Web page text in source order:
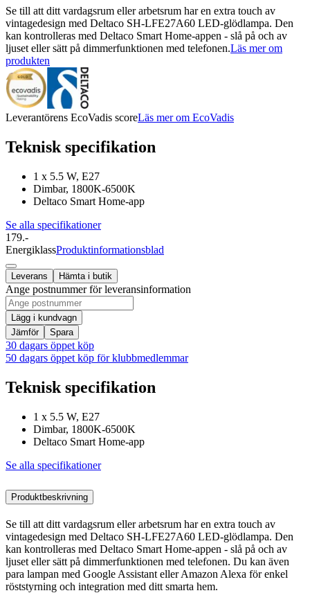
Se till att ditt vardagsrum eller arbetsrum har en extra touch av
vintagedesign med Deltaco SH-LFE27A60 LED-glödlampa. Den
kan kontrolleras med Deltaco Smart Home-appen - slå på och av
ljuset eller sätt på dimmerfunktionen med telefonen.Läs mer om
produkten
Leverantörens EcoVadis scoreLäs mer om EcoVadis
Teknisk specifikation
1 x 5.5 W, E27
Dimbar, 1800K-6500K
Deltaco Smart Home-app
Se alla specifikationer
179.-
EnergiklassProduktinformationsblad
Leverans Hämta i butik
Ange postnummer för leveransinformation
Lägg i kundvagn
Jämför
Spara
30 dagars öppet köp
50 dagars öppet köp för klubbmedlemmar
Teknisk specifikation
1 x 5.5 W, E27
Dimbar, 1800K-6500K
Deltaco Smart Home-app
Se alla specifikationer
Produktbeskrivning
Se till att ditt vardagsrum eller arbetsrum har en extra touch av
vintagedesign med Deltaco SH-LFE27A60 LED-glödlampa. Den
kan kontrolleras med Deltaco Smart Home-appen - slå på och av
ljuset eller sätt på dimmerfunktionen med telefonen. Du kan även
para lampan med Google Assistant eller Amazon Alexa för enkel
röststyrning och integration med ditt smarta hem.